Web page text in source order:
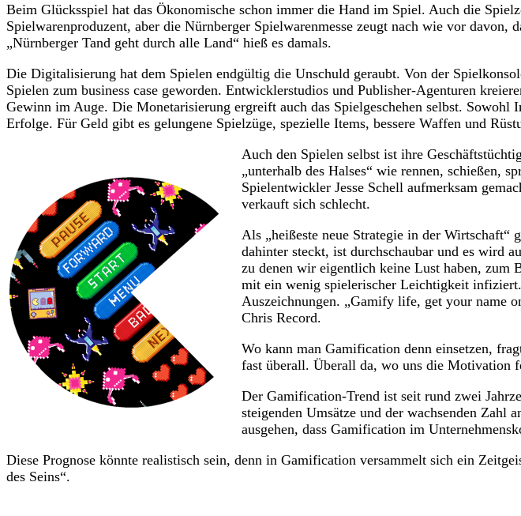
Beim Glücksspiel hat das Ökonomische schon immer die Hand im Spiel. Auch die
Spielwarenproduzent, aber die Nürnberger Spielwarenmesse zeugt nach wie vor
„Nürnberger Tand geht durch alle Land“ hieß es damals.
Die Digitalisierung hat dem Spielen endgültig die Unschuld geraubt. Von der
Spielen zum business case geworden. Entwicklerstudios und Publisher-Agenturen
Gewinn im Auge. Die Monetarisierung ergreift auch das Spielgeschehen selbst.
Erfolge. Für Geld gibt es gelungene Spielzüge, spezielle Items, bessere Waffen und
Auch den Spielen selbst ist ihre
„unterhalb des Halses“ wie rennen, schießen,
Spielentwickler Jesse Schell aufmerksam
verkauft sich schlecht.
Als „heißeste neue Strategie in der
dahinter steckt, ist durchschaubar und es wird
zu denen wir eigentlich keine Lust haben, zum
mit ein wenig spielerischer Leichtigkeit
Auszeichnungen. „Gamify life, get your name
Chris Record.
Wo kann man Gamification denn einsetzen,
fast überall. Überall da, wo uns die Motivation
Der Gamification-Trend ist seit rund zwei
steigenden Umsätze und der wachsenden Zahl
ausgehen, dass Gamification im
Diese Prognose könnte realistisch sein, denn in Gamification versammelt sich ein
des Seins“.